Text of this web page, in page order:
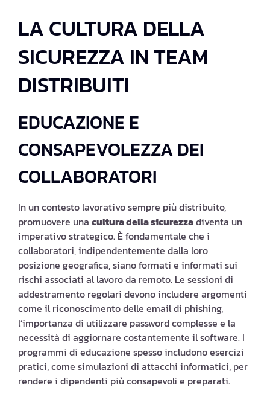
LA CULTURA DELLA
SICUREZZA IN TEAM
DISTRIBUITI
EDUCAZIONE E
CONSAPEVOLEZZA DEI
COLLABORATORI
In un contesto lavorativo sempre più distribuito,
promuovere una cultura della sicurezzadiventa un
imperativo strategico. È fondamentale che i
collaboratori, indipendentemente dalla loro
posizione geografica, siano formati e informati sui
rischi associati al lavoro da remoto. Le sessioni di
addestramento regolari devono includere argomenti
come il riconoscimento delle email di phishing,
l’importanza di utilizzare password complesse e la
necessità di aggiornare costantemente il software. I
programmi di educazione spesso includono esercizi
pratici, come simulazioni di attacchi informatici, per
rendere i dipendenti più consapevoli e preparati.